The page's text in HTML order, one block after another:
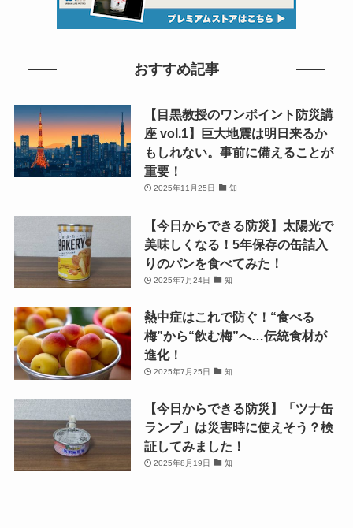
おすすめ記事
【目黒教授のワンポイント防災講
座 vol.1】巨大地震は明日来るか
もしれない。事前に備えることが
重要！
2025年11月25日 知
【今日からできる防災】太陽光で
美味しくなる！5年保存の缶詰入
りのパンを食べてみた！
2025年7月24日 知
熱中症はこれで防ぐ！“食べる
梅”から“飲む梅”へ…伝統食材が
進化！
2025年7月25日 知
【今日からできる防災】「ツナ缶
ランプ」は災害時に使えそう？検
証してみました！
2025年8月19日 知